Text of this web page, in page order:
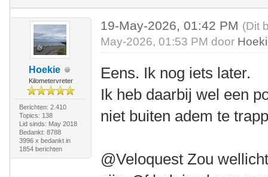
Hoekie
Kilometervreter
Berichten: 2.410
Topics: 138
Lid sinds: May 2018
Bedankt: 8788
3996 x bedankt in
1854 berichten
19-May-2026, 01:42 PM (Dit
May-2026, 01:53 PM door
Eens. Ik nog iets later.
Ik heb daarbij wel een
niet buiten adem te
@Veloquest Zou